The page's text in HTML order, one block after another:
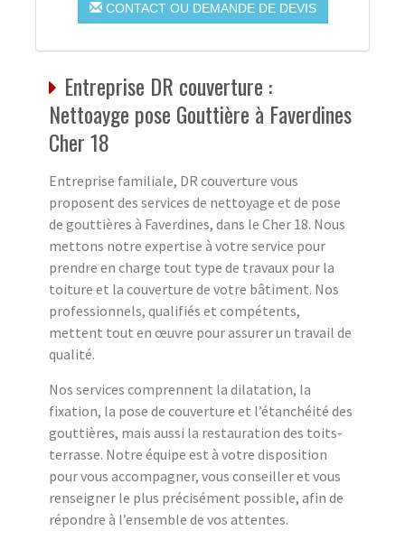
CONTACT OU DEMANDE DE DEVIS
Entreprise DR couverture :
Nettoayge pose Gouttière à Faverdines
Cher 18
Entreprise familiale, DR couverture vous
proposent des services de nettoyage et de pose
de gouttières à Faverdines, dans le Cher 18. Nous
mettons notre expertise à votre service pour
prendre en charge tout type de travaux pour la
toiture et la couverture de votre bâtiment. Nos
professionnels, qualifiés et compétents,
mettent tout en œuvre pour assurer un travail de
qualité.
Nos services comprennent la dilatation, la
fixation, la pose de couverture et l’étanchéité des
gouttières, mais aussi la restauration des toits-
terrasse. Notre équipe est à votre disposition
pour vous accompagner, vous conseiller et vous
renseigner le plus précisément possible, afin de
répondre à l’ensemble de vos attentes.